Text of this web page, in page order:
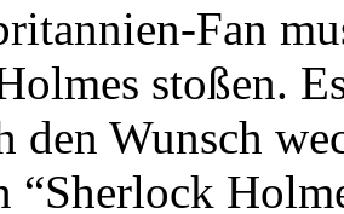
Fan
stoßen.
den Wunsch
“Sherlock